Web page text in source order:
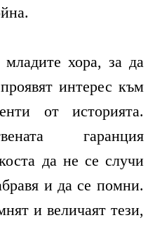
хора, за да
интерес към
от историята.
гаранция
да не се случи
и да се помни.
и величаят тези,